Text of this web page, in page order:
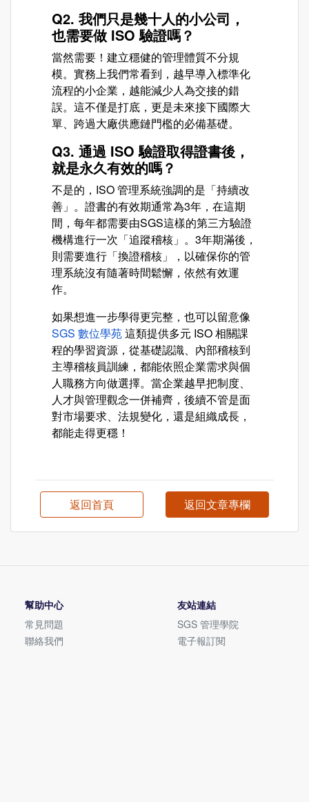
Q2. 我們只是幾十人的小公司，
也需要做 ISO 驗證嗎？
當然需要！建立穩健的管理體質不分規
模。實務上我們常看到，越早導入標準化
流程的小企業，越能減少人為交接的錯
誤。這不僅是打底，更是未來接下國際大
單、跨過大廠供應鏈門檻的必備基礎。
Q3. 通過 ISO 驗證取得證書後，
就是永久有效的嗎？
不是的，ISO 管理系統強調的是「持續改
善」。證書的有效期通常為3年，在這期
間，每年都需要由SGS這樣的第三方驗證
機構進行一次「追蹤稽核」。3年期滿後，
則需要進行「換證稽核」，以確保你的管
理系統沒有隨著時間鬆懈，依然有效運
作。
如果想進一步學得更完整，也可以留意像
SGS 數位學苑這類提供多元 ISO 相關課
程的學習資源，從基礎認識、內部稽核到
主導稽核員訓練，都能依照企業需求與個
人職務方向做選擇。當企業越早把制度、
人才與管理觀念一併補齊，後續不管是面
對市場要求、法規變化，還是組織成長，
都能走得更穩！
返回首頁 返回文章專欄
幫助中心
常見問題
聯絡我們
友站連結
SGS 管理學院
電子報訂閱